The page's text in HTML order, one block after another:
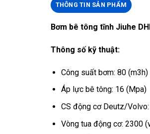
THÔNG TIN SẢN PHẨM
Bơm bê tông tĩnh Jiuhe
Thông số kỹ thuật:
Công suất bơm: 80 (m3h)
Áp lực bê tông: 16 (Mpa)
CS động cơ Deutz/
Vòng tua động cơ: 2300